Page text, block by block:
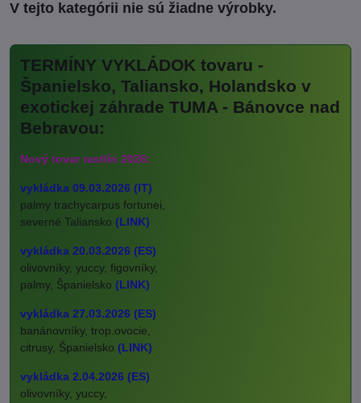
TERMÍNY VYKLÁDOK tovaru -
Španielsko, Taliansko, Holandsko v
exotickej záhrade TUMA - Bánovce nad
Bebravou:
Nový tovar rastlín 2026:
vykládka 09.03.2026 (IT)
palmy trachycarpus fortunei,
severné Taliansko (LINK)
vykládka 20.03.2026 (ES)
olivovníky, yuccy, figovníky,
palmy, Španielsko (LINK)
vykládka 27.03.2026 (ES)
banánovníky, trop.ovocie,
citrusy, Španielsko (LINK)
vykládka 2.04.2026 (ES)
olivovníky, yuccy,